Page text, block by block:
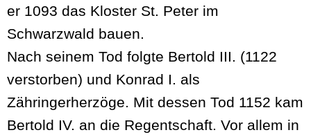
er 1093 das Kloster St. Peter im
Schwarzwald bauen.
Nach seinem Tod folgte Bertold III. (1122
verstorben) und Konrad I. als
Zähringerherzöge. Mit dessen Tod 1152 kam
Bertold IV. an die Regentschaft. Vor allem in